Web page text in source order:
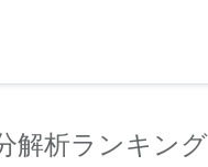
解析ランキング